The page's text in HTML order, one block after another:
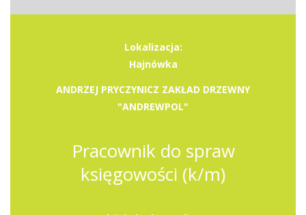
Lokalizacja:
Hajnówka
ANDRZEJ PRYCZYNICZ ZAKŁAD DRZEWNY
"ANDREWPOL"
Pracownik do spraw
księgowości (k/m)